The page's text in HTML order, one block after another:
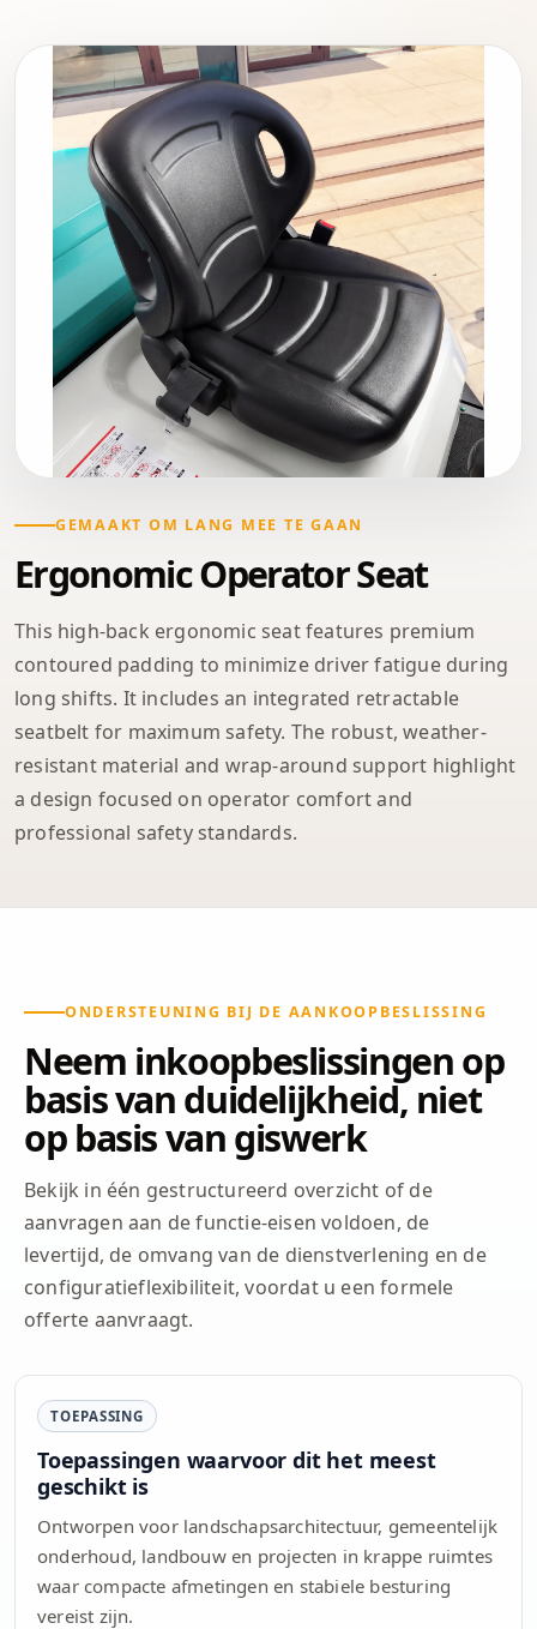
GEMAAKT OM LANG MEE TE GAAN
Ergonomic Operator Seat
This high-back ergonomic seat features premium
contoured padding to minimize driver fatigue during
long shifts. It includes an integrated retractable
seatbelt for maximum safety. The robust, weather-
resistant material and wrap-around support highlight
a design focused on operator comfort and
professional safety standards.
ONDERSTEUNING BIJ DE AANKOOPBESLISSING
Neem inkoopbeslissingen op
basis van duidelijkheid, niet
op basis van giswerk
Bekijk in één gestructureerd overzicht of de
aanvragen aan de functie-eisen voldoen, de
levertijd, de omvang van de dienstverlening en de
configuratieflexibiliteit, voordat u een formele
offerte aanvraagt.
TOEPASSING
Toepassingen waarvoor dit het meest
geschikt is
Ontworpen voor landschapsarchitectuur, gemeentelijk
onderhoud, landbouw en projecten in krappe ruimtes
waar compacte afmetingen en stabiele besturing
vereist zijn.